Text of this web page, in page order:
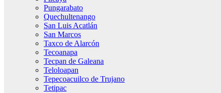
Pungarabato
Quechultenango
San Luis Acatlán
San Marcos
Taxco de Alarcón
Tecoanapa
Tecpan de Galeana
Teloloapan
Tepecoacuilco de Trujano
Tetipac